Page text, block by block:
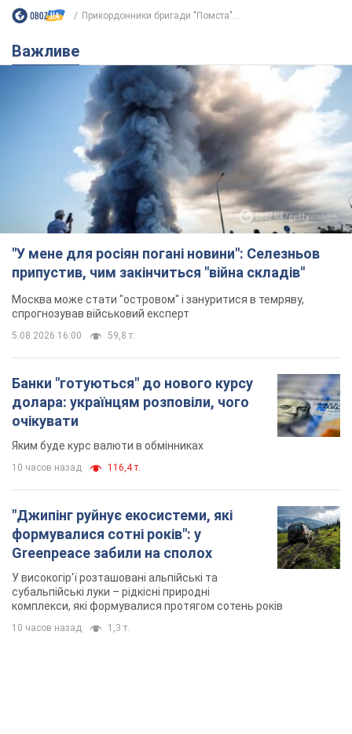
Прикордонники бригади "Помста"...
Важливе
"У мене для росіян погані новини": Селезньов
припустив, чим закінчиться "війна складів"
Москва може стати "островом" і зануритися в темряву,
спрогнозував військовий експерт
5.08.2026 16:00 59,8 т.
Банки "готуються" до нового курсу
долара: українцям розповіли, чого
очікувати
Яким буде курс валюти в обмінниках
10 часов назад 116,4 т.
"Джипінг руйнує екосистеми, які
формувалися сотні років": у
Greenpeace забили на сполох
У високогір'ї розташовані альпійські та
субальпійські луки – рідкісні природні
комплекси, які формувалися протягом сотень років
10 часов назад 1,3 т.